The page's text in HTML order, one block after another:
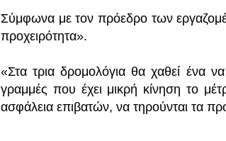
Σύμφωνα με τον πρόεδρο των
προχειρότητα».
«Στα τρια δρομολόγια θα χαθεί ένα
γραμμές που έχει μικρή κίνηση το
ασφάλεια επιβατών, να τηρούνται τα